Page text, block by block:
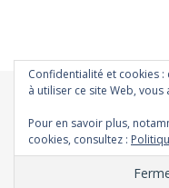
Changer ? Santé et Bien-
Plus de liberté Plus
Confidentialité et cookies :
à utiliser ce site Web,
Pour en savoir plus,
cookies, consultez :